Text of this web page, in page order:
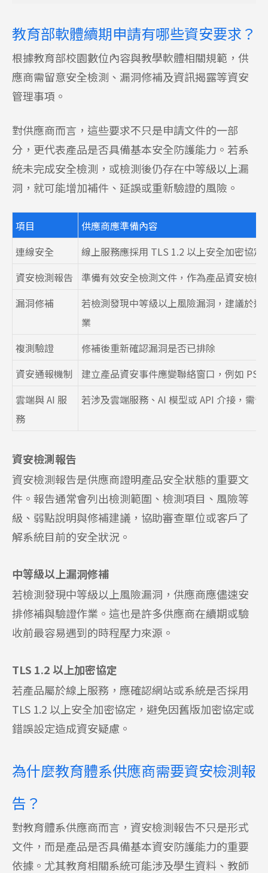
教育部軟體續期申請有哪些資安要求？
根據教育部校園數位內容與教學軟體相關規範，供
應商需留意安全檢測、漏洞修補及資訊揭露等資安
管理事項。
對供應商而言，這些要求不只是申請文件的一部
分，更代表產品是否具備基本安全防護能力。若系
統未完成安全檢測，或檢測後仍存在中等級以上漏
洞，就可能增加補件、延誤或重新驗證的風險。
項目
供應商應準備內容
連線安全
線上服務應採用 TLS 1.2 以上安全加密協定
資安檢測報告
準備有效安全檢測文件，作為產品資安檢核
漏洞修補
若檢測發現中等級以上風險漏洞，建議於
業
複測驗證
修補後重新確認漏洞是否已排除
資安通報機制
建立產品資安事件應變聯絡窗口，例如
雲端與 AI 服
務
若涉及雲端服務、AI 模型或 API 介接，需
資安檢測報告
資安檢測報告是供應商證明產品安全狀態的重要文
件。報告通常會列出檢測範圍、檢測項目、風險等
級、弱點說明與修補建議，協助審查單位或客戶了
解系統目前的安全狀況。
中等級以上漏洞修補
若檢測發現中等級以上風險漏洞，供應商應儘速安
排修補與驗證作業。這也是許多供應商在續期或驗
收前最容易遇到的時程壓力來源。
TLS 1.2 以上加密協定
若產品屬於線上服務，應確認網站或系統是否採用
TLS 1.2 以上安全加密協定，避免因舊版加密協定或
錯誤設定造成資安疑慮。
為什麼教育體系供應商需要資安檢測報
告？
對教育體系供應商而言，資安檢測報告不只是形式
文件，而是產品是否具備基本資安防護能力的重要
依據。尤其教育相關系統可能涉及學生資料、教師